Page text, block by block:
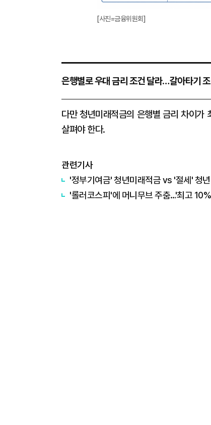
[사진=금융위원회]
은행별로 우대 금리 조건 달라…갈아타기
다만 청년미래적금의 은행별 금리 차이
살펴야 한다.
관련기사
'정부기여금' 청년미래적금 vs '절세' 청
'롤러코스피'에 머니무브 주춤…'최고